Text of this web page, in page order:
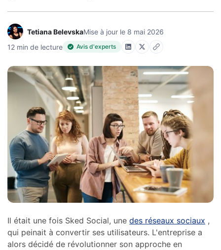
Tetiana BelevskaMise à jour le 8 mai 2026
12 min de lecture
Avis d'experts
Il était une fois Sked Social, unedes réseaux sociaux ,
qui peinait à convertir ses utilisateurs. L'entreprise a
alors décidé de révolutionner son approche en